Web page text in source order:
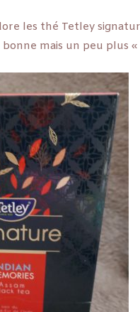
les thé Tetley
mais un peu plus